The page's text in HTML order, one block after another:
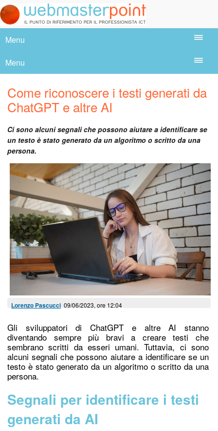
Menu
Menu
Come riconoscere i testi generati da
ChatGPT e altre AI
Ci sono alcuni segnali che possono aiutare a identificare se
un testo è stato generato da un algoritmo o scritto da una
persona.
Lorenzo Pascucci 09/06/2023, ore 12:04
Gli sviluppatori di ChatGPT e altre AI stanno
diventando sempre più bravi a creare testi che
sembrano scritti da esseri umani. Tuttavia, ci sono
alcuni segnali che possono aiutare a identificare se un
testo è stato generato da un algoritmo o scritto da una
persona.
Segnali per identificare i testi
generati da AI